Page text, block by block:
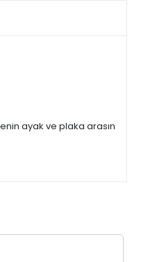
ayak ve plaka arasın